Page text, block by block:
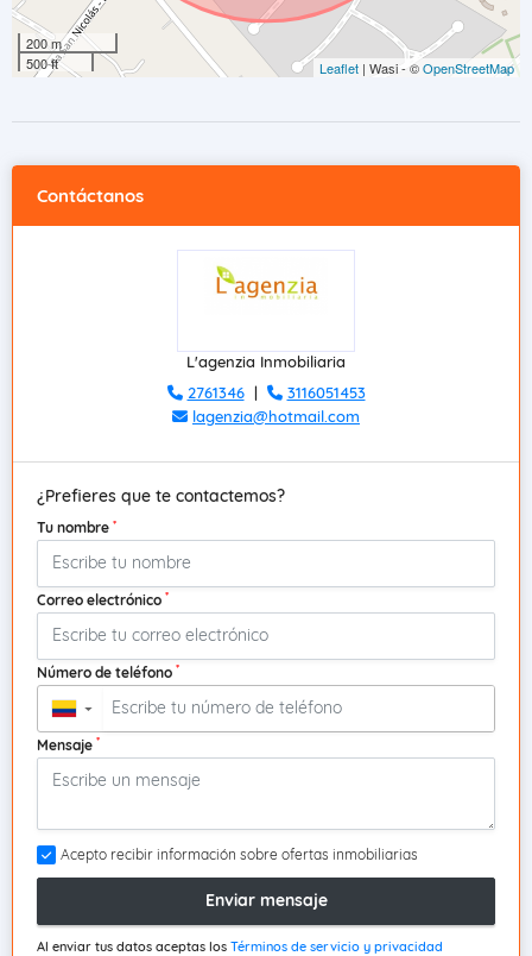
200 m
500 ft
Leaflet | Wasi - ©OpenStreetMap
Contáctanos
L'agenzia Inmobiliaria
2761346|
3116051453
lagenzia@hotmail.com
¿Prefieres que te contactemos?
Tu nombre *
Correo electrónico *
Número de teléfono *
▼
Mensaje *
Acepto recibir información sobre ofertas inmobiliarias
Enviar mensaje
Al enviar tus datos aceptas los Términos de servicio y privacidad